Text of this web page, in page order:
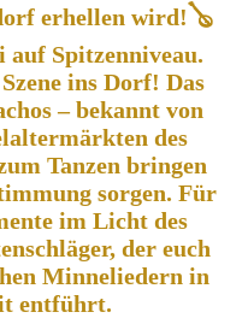
erhellen wird!🪕
Spitzenniveau.
ins Dorf! Das
– bekannt von
des
Tanzen bringen
sorgen. Für
im Licht des
der euch
Minneliedern in
entführt.